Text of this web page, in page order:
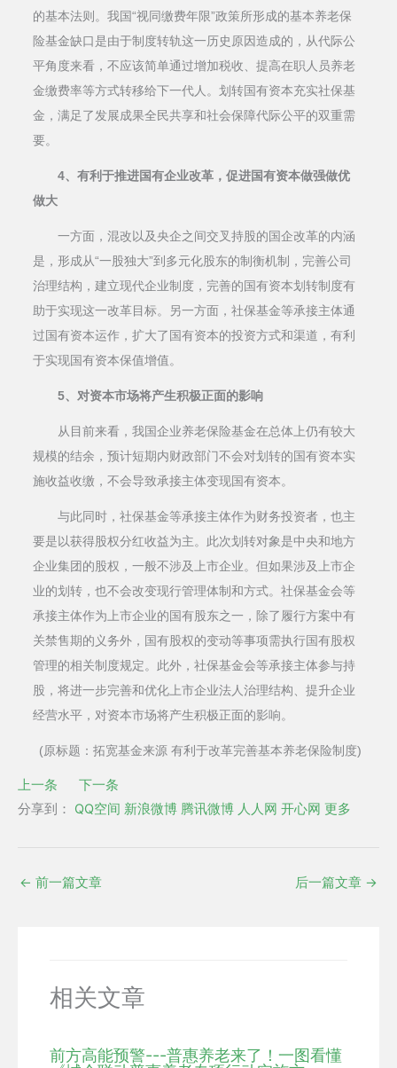
的基本法则。我国“视同缴费年限”政策所形成的基本养老保
险基金缺口是由于制度转轨这一历史原因造成的，从代际公
平角度来看，不应该简单通过增加税收、提高在职人员养老
金缴费率等方式转移给下一代人。划转国有资本充实社保基
金，满足了发展成果全民共享和社会保障代际公平的双重需
要。
4、有利于推进国有企业改革，促进国有资本做强做优
做大
一方面，混改以及央企之间交叉持股的国企改革的内涵
是，形成从“一股独大”到多元化股东的制衡机制，完善公司
治理结构，建立现代企业制度，完善的国有资本划转制度有
助于实现这一改革目标。另一方面，社保基金等承接主体通
过国有资本运作，扩大了国有资本的投资方式和渠道，有利
于实现国有资本保值增值。
5、对资本市场将产生积极正面的影响
从目前来看，我国企业养老保险基金在总体上仍有较大
规模的结余，预计短期内财政部门不会对划转的国有资本实
施收益收缴，不会导致承接主体变现国有资本。
与此同时，社保基金等承接主体作为财务投资者，也主
要是以获得股权分红收益为主。此次划转对象是中央和地方
企业集团的股权，一般不涉及上市企业。但如果涉及上市企
业的划转，也不会改变现行管理体制和方式。社保基金会等
承接主体作为上市企业的国有股东之一，除了履行方案中有
关禁售期的义务外，国有股权的变动等事项需执行国有股权
管理的相关制度规定。此外，社保基金会等承接主体参与持
股，将进一步完善和优化上市企业法人治理结构、提升企业
经营水平，对资本市场将产生积极正面的影响。
(原标题：拓宽基金来源 有利于改革完善基本养老保险制度)
上一条
下一条
分享到：
QQ空间 新浪微博 腾讯微博 人人网 开心网 更多
← 前一篇文章 后一篇文章 →
相关文章
前方高能预警---普惠养老来了！一图看懂